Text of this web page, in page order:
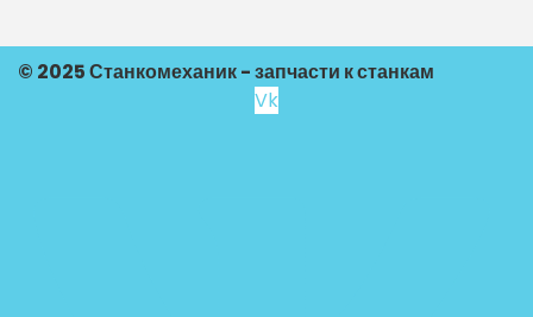
© 2025 Станкомеханик - запчасти к станкам
Vk